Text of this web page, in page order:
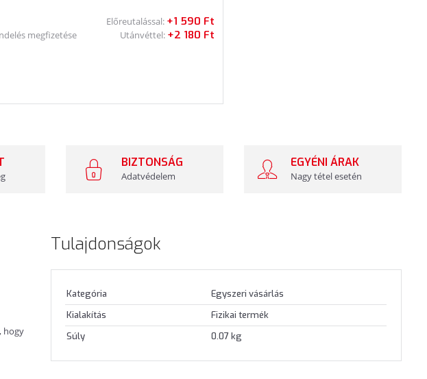
megfizetése
Előreutalással: +1 590 Ft
Utánvéttel: +2 180 Ft
BIZTONSÁG
Adatvédelem
EGYÉNI ÁRAK
Nagy tétel esetén
hogy
Tulajdonságok
Kategória
Egyszeri vásárlás
Kialakítás
Fizikai termék
Súly
0.07 kg